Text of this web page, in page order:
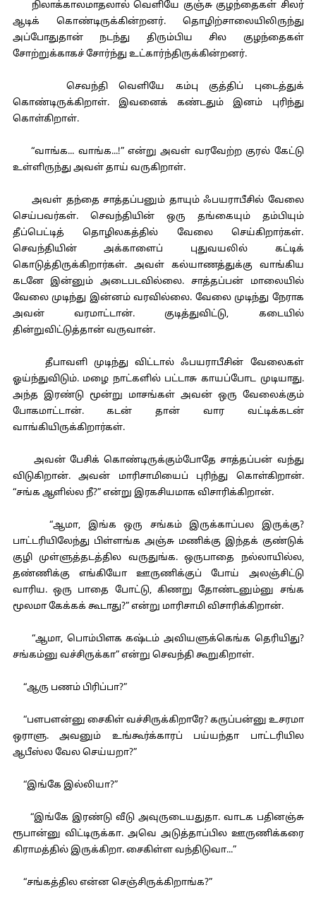
நிலாக்காலமாதலால் வெளியே குஞ்சு குழந்தைகள் சிலர்
ஆடிக் கொண்டிருக்கின்றனர். தொழிற்சாலையிலிருந்து
அப்போதுதான் நடந்து திரும்பிய சில குழந்தைகள்
சோற்றுக்காகச் சோர்ந்து உட்கார்ந்திருக்கின்றனர்.
செவந்தி வெளியே கம்பு குத்திப் புடைத்துக்
கொண்டிருக்கிறாள். இவனைக் கண்டதும் இனம் புரிந்து
கொள்கிறாள்.
“வாங்க... வாங்க...!” என்று அவள் வரவேற்ற குரல் கேட்டு
உள்ளிருந்து அவள் தாய் வருகிறாள்.
அவள் தந்தை சாத்தப்பனும் தாயும் ஃபயராபீசில் வேலை
செய்பவர்கள். செவந்தியின் ஒரு தங்கையும் தம்பியும்
தீப்பெட்டித் தொழிலகத்தில் வேலை செய்கிறார்கள்.
செவந்தியின் அக்காளைப் புதுவயலில் கட்டிக்
கொடுத்திருக்கிறார்கள். அவள் கல்யாணத்துக்கு வாங்கிய
கடனே இன்னும் அடைபடவில்லை. சாத்தப்பன் மாலையில்
வேலை முடிந்து இன்னம் வரவில்லை. வேலை முடிந்து நேராக
அவன் வரமாட்டான். குடித்துவிட்டு, கடையில்
தின்றுவிட்டுத்தான் வருவான்.
தீபாவளி முடிந்து விட்டால் ஃபயராபீசின் வேலைகள்
ஓய்ந்துவிடும். மழை நாட்களில் பட்டாசு காயப்போட முடியாது.
அந்த இரண்டு மூன்று மாசங்கள் அவன் ஒரு வேலைக்கும்
போகமாட்டான். கடன் தான் வார வட்டிக்கடன்
வாங்கியிருக்கிறார்கள்.
அவன் பேசிக் கொண்டிருக்கும்போதே சாத்தப்பன் வந்து
விடுகிறான். அவன் மாரிசாமியைப் புரிந்து கொள்கிறான்.
“சங்க ஆளில்ல நீ?” என்று இரகசியமாக விசாரிக்கிறான்.
“ஆமா, இங்க ஒரு சங்கம் இருக்காப்பல இருக்கு?
பாட்டரியிலேந்து பிள்ளங்க அஞ்சு மணிக்கு இந்தக் குண்டுக்
குழி முள்ளுத்தடத்தில வருதுங்க. ஒருபாதை நல்லாயில்ல,
தண்ணிக்கு எங்கியோ ஊருணிக்குப் போய் அலஞ்சிட்டு
வாரிய. ஒரு பாதை போட்டு, கிணறு தோண்டனும்னு சங்க
மூலமா கேக்கக் கூடாது?” என்று மாரிசாமி விசாரிக்கிறான்.
“ஆமா, பொம்பிளக கஷ்டம் அவியளுக்கெங்க தெரியிது?
சங்கம்னு வச்சிருக்கா” என்று செவந்தி கூறுகிறாள்.
“ஆரு பணம் பிரிப்பா?”
“பளபளன்னு சைகிள் வச்சிருக்கிறாரே? கருப்பன்னு உசரமா
ஒராளு. அவனும் உங்கூர்க்காரப் பய்யந்தா பாட்டரியில
ஆபீஸ்ல வேல செய்யறா?”
“இங்கே இல்லியா?”
“இங்கே இரண்டு வீடு அவுருடையதுதா. வாடக பதினஞ்சு
ரூபான்னு விட்டிருக்கா. அவெ அடுத்தாப்பில ஊருணிக்கரை
கிராமத்தில் இருக்கிறா. சைகிள்ள வந்திடுவா...”
“சங்கத்தில என்ன செஞ்சிருக்கிறாங்க?”